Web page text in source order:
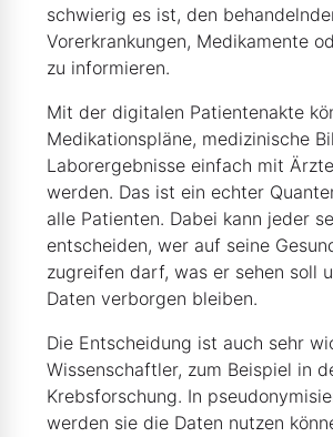
schwierig es ist, den
Vorerkrankungen, Medikamente
zu informieren.
Mit der digitalen Patientenakte
Medikationspläne, medizinische
Laborergebnisse einfach mit
werden. Das ist ein echter
alle Patienten. Dabei kann jeder
entscheiden, wer auf seine
zugreifen darf, was er sehen soll
Daten verborgen bleiben.
Die Entscheidung ist auch sehr
Wissenschaftler, zum Beispiel in
Krebsforschung. In
werden sie die Daten nutzen